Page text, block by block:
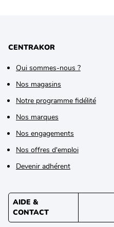
CENTRAKOR
Qui sommes-nous ?
Nos magasins
Notre programme fidélité
Nos marques
Nos engagements
Nos offres d'emploi
Devenir adhérent
AIDE &
CONTACT